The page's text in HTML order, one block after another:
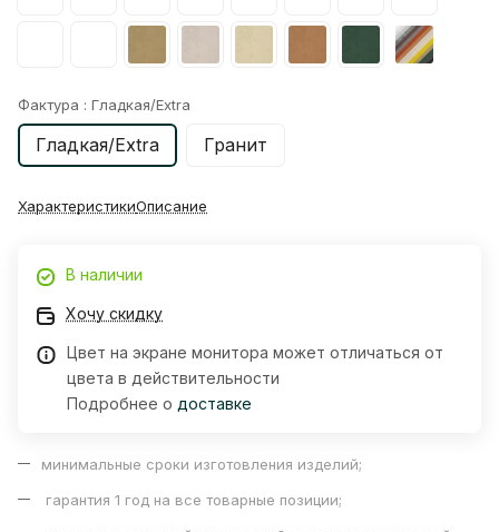
Фактура : Гладкая/Extra
Гладкая/Extra Гранит
ХарактеристикиОписание
В наличии
Хочу скидку
Цвет на экране монитора может отличаться от
цвета в действительности
Подробнее о доставке
минимальные сроки изготовления изделий;
гарантия 1 год на все товарные позиции;